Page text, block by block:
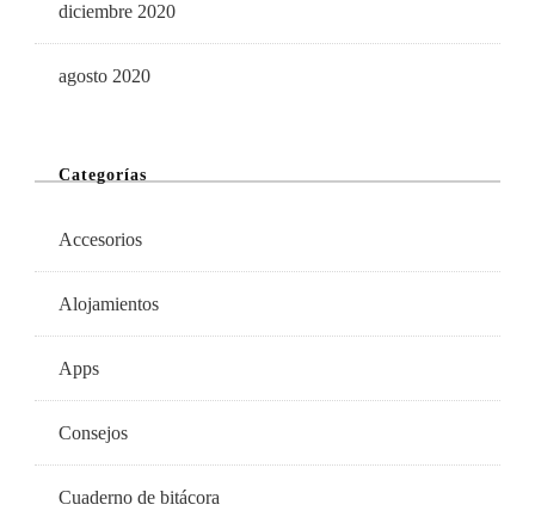
diciembre 2020
agosto 2020
Categorías
Accesorios
Alojamientos
Apps
Consejos
Cuaderno de bitácora